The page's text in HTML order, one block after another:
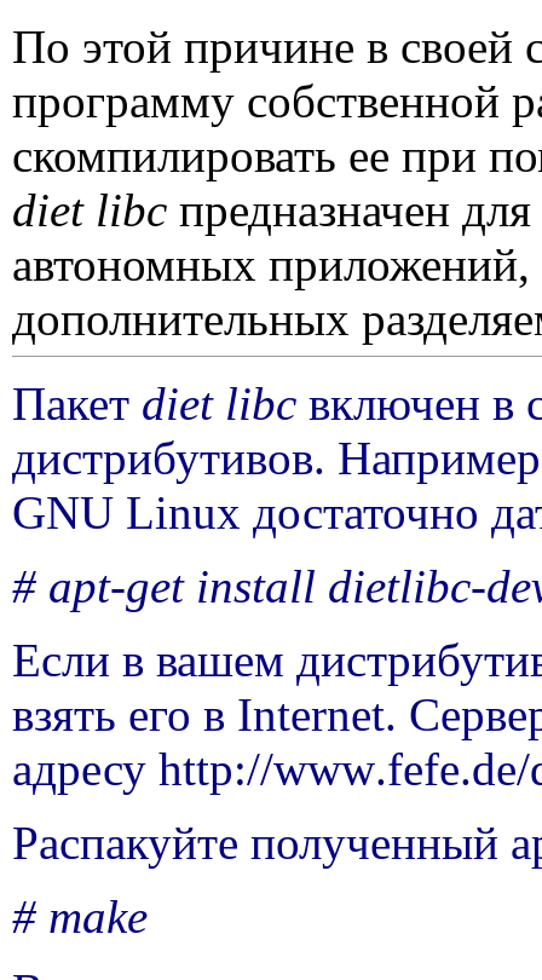
По этой причине в своей
программу собственной
скомпилировать ее при
diet libcпредназначен
автономных
дополнительных
Пакет diet libcвключен в
дистрибутивов.
GNU Linux достаточно
# apt-get install dietlibc-
Если в вашем
взять его в Internet.
адресу http://www.fefe.de/
Распакуйте полученный
# make